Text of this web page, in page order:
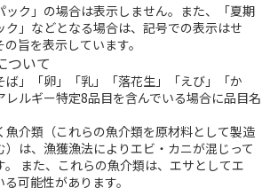
ック」の場合は表示しません。また、「夏期
ク」などとなる場合は、記号での表示はせ
旨を表示しています。
ついて
ば」「卵」「乳」「落花生」「えび」「か
レルギー特定8品目を含んでいる場合に品目名
介類（これらの魚介類を原材料として製造
）は、漁獲漁法によりエビ・カニが混じって
。 また、これらの魚介類は、エサとしてエ
可能性があります。